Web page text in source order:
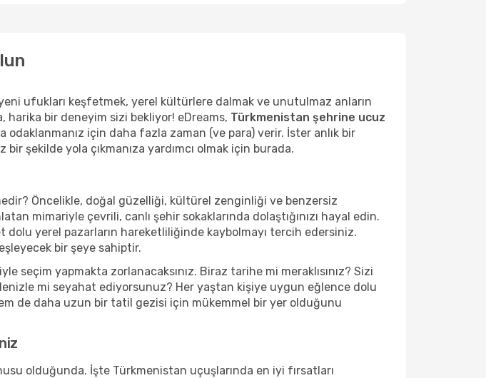
ufukları keşfetmek, yerel kültürlere dalmak ve unutulmaz anların
harika bir deneyim sizi bekliyor! eDreams, Türkmenistan şehrine ucuz
odaklanmanız için daha fazla zaman (ve para) verir. İster anlık bir
şekilde yola çıkmanıza yardımcı olmak için burada.
Öncelikle, doğal güzelliği, kültürel zenginliği ve benzersiz
mimariyle çevrili, canlı şehir sokaklarında dolaştığınızı hayal edin.
yerel pazarların hareketliliğinde kaybolmayı tercih edersiniz.
bir şeye sahiptir.
seçim yapmakta zorlanacaksınız. Biraz tarihe mi meraklısınız? Sizi
mi seyahat ediyorsunuz? Her yaştan kişiye uygun eğlence dolu
de daha uzun bir tatil gezisi için mükemmel bir yer olduğunu
olduğunda. İşte Türkmenistan uçuşlarında en iyi fırsatları